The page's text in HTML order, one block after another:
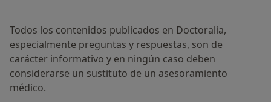
Todos los contenidos publicados en Doctoralia,
especialmente preguntas y respuestas, son de
carácter informativo y en ningún caso deben
considerarse un sustituto de un asesoramiento
médico.